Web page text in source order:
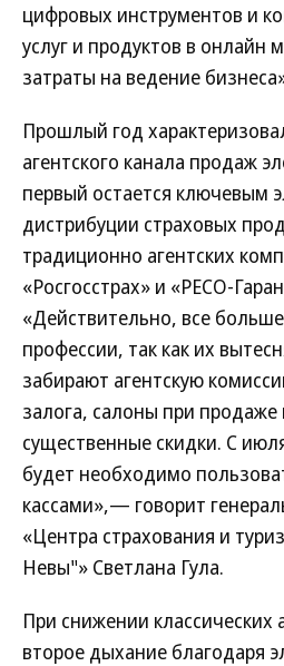
цифровых инструментов и
услуг и продуктов в онлайн
затраты на ведение
Прошлый год
агентского канала продаж
первый остается ключевым
дистрибуции страховых
традиционно агентских
«Росгосстрах» и «РЕСО-
«Действительно, все
профессии, так как их
забирают агентскую
залога, салоны при
существенные скидки. С
будет необходимо
кассами»,— говорит
«Центра страхования и
Невы"» Светлана Гула.
При снижении классических
второе дыхание благодаря